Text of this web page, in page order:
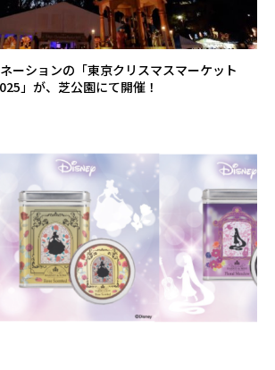
ーションの「東京クリスマスマーケット
」が、芝公園にて開催！